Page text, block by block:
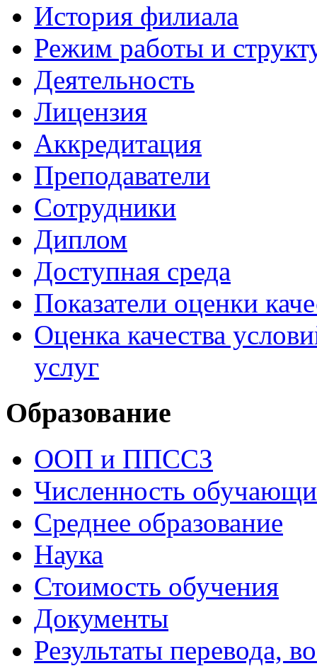
История филиала
Режим работы и
Деятельность
Лицензия
Аккредитация
Преподаватели
Сотрудники
Диплом
Доступная среда
Показатели оценки
Оценка качества
услуг
Образование
ООП и ППССЗ
Численность
Среднее образование
Наука
Стоимость обучения
Документы
Результаты перевода,